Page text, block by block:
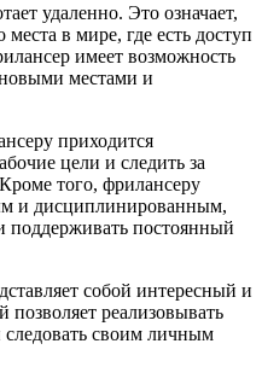
удаленно. Это означает,
в мире, где есть доступ
имеет возможность
новыми местами и
приходится
цели и следить за
того, фрилансеру
и дисциплинированным,
поддерживать постоянный
собой интересный и
реализовывать
следовать своим личным